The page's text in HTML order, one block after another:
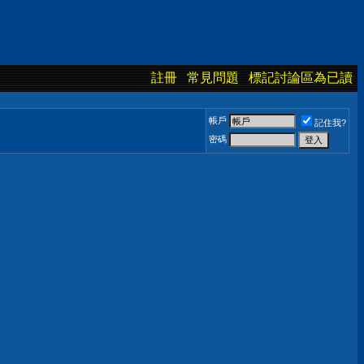
註冊 常見問題 標記討論區為已讀
帳戶
記住我?
密碼